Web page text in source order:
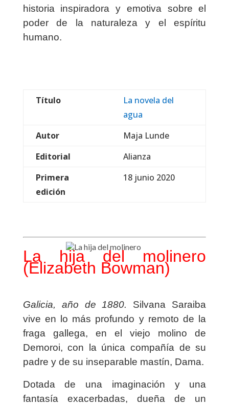
historia inspiradora y emotiva sobre el
poder de la naturaleza y el espíritu
humano.
Título
La novela del
agua
Autor
Maja Lunde
Editorial
Alianza
Primera
edición
18 junio 2020
La hija del molinero
(Elizabeth Bowman)
Galicia, año de 1880. Silvana Saraiba
vive en lo más profundo y remoto de la
fraga gallega, en el viejo molino de
Demoroi, con la única compañía de su
padre y de su inseparable mastín, Dama.
Dotada de una imaginación y una
fantasía exacerbadas, dueña de un